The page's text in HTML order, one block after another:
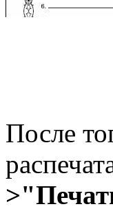
После